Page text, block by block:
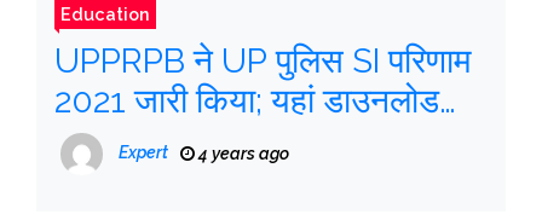
Education
UPPRPB ने UP पुलिस SI परिणाम
2021 जारी किया; यहां डाउनलोड
करने का तरीका बताया गया है
Expert 4 years ago